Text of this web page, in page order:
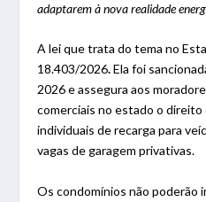
adaptarem à nova realidade
A lei que trata do tema no
18.403/2026.Ela foi
2026 e assegura aos
comerciais no estado o
individuais de recarga para
vagas de garagem privativas.
Os condomínios não poderão